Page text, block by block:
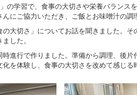
の学習で、食事の大切さや栄養バランス
にご協力いただき、ご飯とお味噌汁の調
大切さ」についてお話を聞きました。
した。
進行で作りました。準備から調理、後
を体験し、食事の大切さを改めて感じる